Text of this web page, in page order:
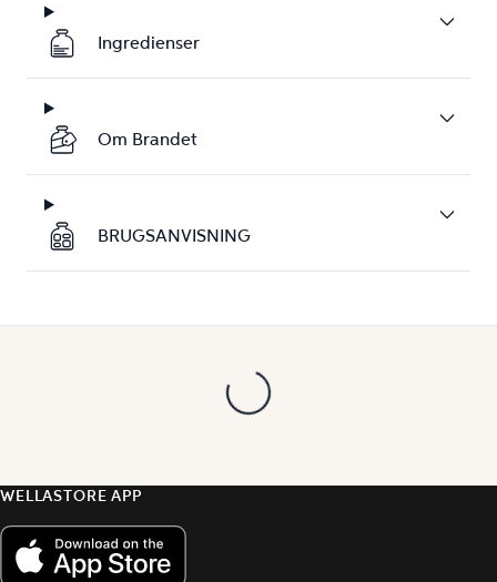
Ingredienser
Om Brandet
BRUGSANVISNING
WELLASTORE APP